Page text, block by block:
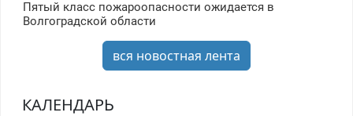
Пятый класс пожароопасности ожидается в
Волгоградской области
вся новостная лента
КАЛЕНДАРЬ